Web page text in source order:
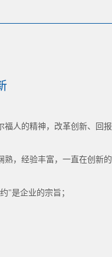
福人的精神，改革创新、回
熟，经验丰富，一直在创新
"是企业的宗旨；